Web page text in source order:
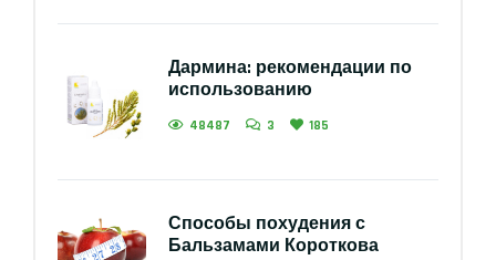
Дармина: рекомендации по
использованию
48487 3 185
Способы похудения с
Бальзамами Короткова